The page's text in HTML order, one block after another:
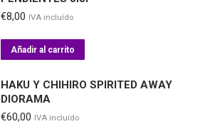
€8,00 IVA incluído
Añadir al carrito
HAKU Y CHIHIRO SPIRITED AWAY
DIORAMA
€60,00 IVA incluído